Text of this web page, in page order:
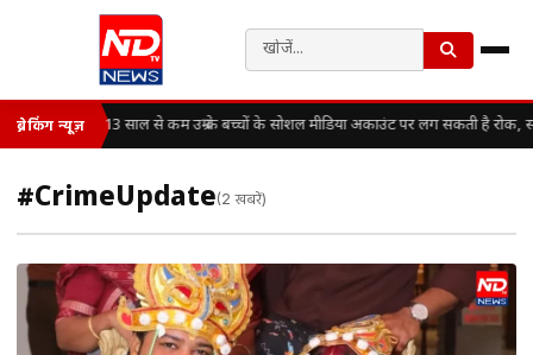
ब्रेकिंग न्यूज़ 13 साल से कम उम्र के बच्चों के सोशल मीडिया अकाउंट पर लग सकती है रोक,
#CrimeUpdate(2 खबरें)